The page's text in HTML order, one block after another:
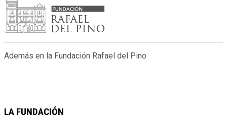
Además en la Fundación Rafael del Pino
LA FUNDACIÓN